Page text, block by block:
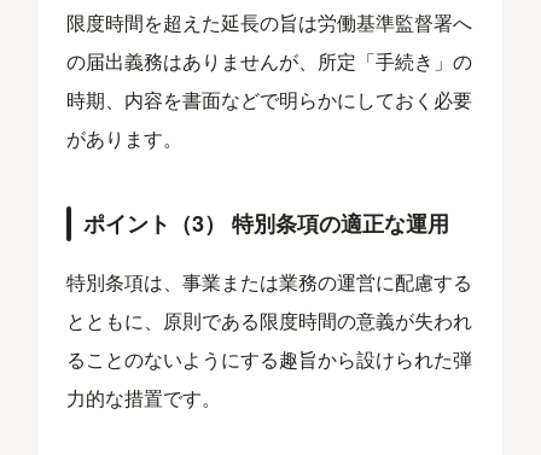
限度時間を超えた延長の旨は労働基準監督署へ
の届出義務はありませんが、所定「手続き」の
時期、内容を書面などで明らかにしておく必要
があります。
ポイント（3） 特別条項の適正な運用
特別条項は、事業または業務の運営に配慮する
とともに、原則である限度時間の意義が失われ
ることのないようにする趣旨から設けられた弾
力的な措置です。